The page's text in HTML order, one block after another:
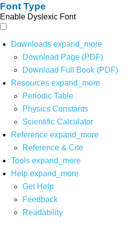
Font Type
Enable Dyslexic Font
Downloads expand_more
Download Page (PDF)
Download Full Book (PDF)
Resources expand_more
Periodic Table
Physics Constants
Scientific Calculator
Reference expand_more
Reference & Cite
Tools expand_more
Help expand_more
Get Help
Feedback
Readability